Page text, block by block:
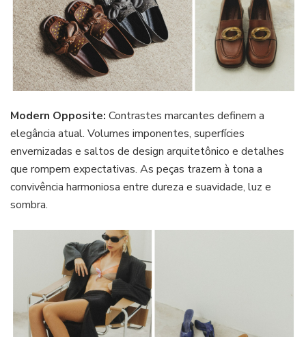
Modern Opposite: Contrastes marcantes definem a
elegância atual. Volumes imponentes, superfícies
envernizadas e saltos de design arquitetônico e detalhes
que rompem expectativas. As peças trazem à tona a
convivência harmoniosa entre dureza e suavidade, luz e
sombra.